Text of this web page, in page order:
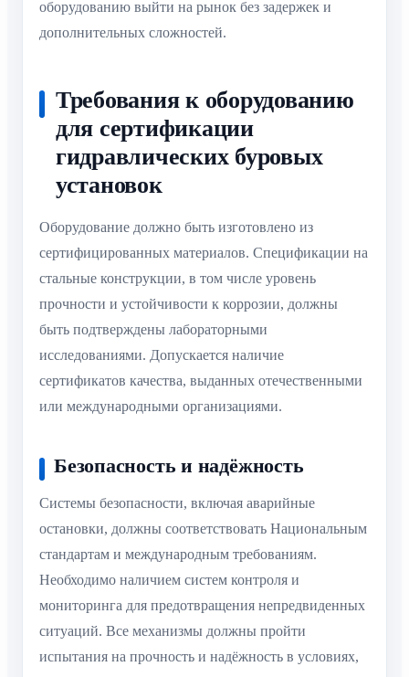
оборудованию выйти на рынок без задержек и
дополнительных сложностей.
Требования к оборудованию
для сертификации
гидравлических буровых
установок
Оборудование должно быть изготовлено из
сертифицированных материалов. Спецификации на
стальные конструкции, в том числе уровень
прочности и устойчивости к коррозии, должны
быть подтверждены лабораторными
исследованиями. Допускается наличие
сертификатов качества, выданных отечественными
или международными организациями.
Безопасность и надёжность
Системы безопасности, включая аварийные
остановки, должны соответствовать Национальным
стандартам и международным требованиям.
Необходимо наличием систем контроля и
мониторинга для предотвращения непредвиденных
ситуаций. Все механизмы должны пройти
испытания на прочность и надёжность в условиях,